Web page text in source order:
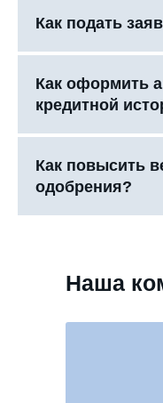
Как подать
Как оформить
кредитной
Как повысить
одобрения?
Наша